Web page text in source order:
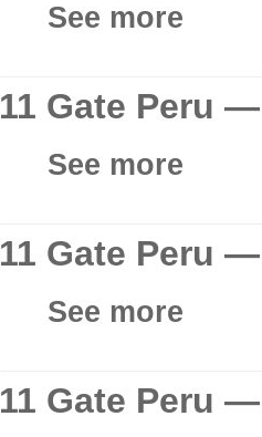
See more
11 Gate Peru
See more
11 Gate Peru
See more
11 Gate Peru